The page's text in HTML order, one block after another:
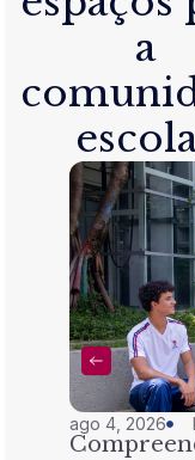
a
ago 4, 2026